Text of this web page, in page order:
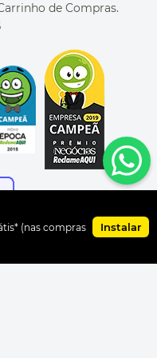
de Compras.
(nas compras
Instalar